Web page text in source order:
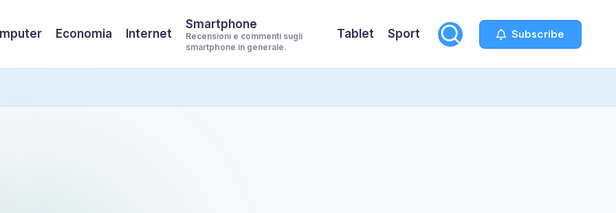
Economia Internet
Smartphone
Recensioni e commenti sugli
smartphone in generale.
Tablet Sport Subscribe